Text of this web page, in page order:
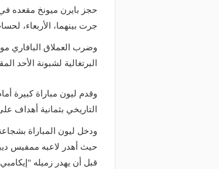
جرت بينهما، الأربعاء،
وضرب العملاق البافاري
البرتغالية لشبونة الأحد
وقدم ليون مباراة كبيرة
التاريخي بثمانية أهداف
ودخل ليون المباراة
حيث أهدر لاعبه ممفيس
قبل أن يهدر زميله